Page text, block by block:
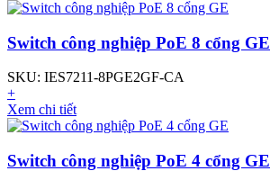
Switch công nghiệp PoE 8 cổng GE
SKU: IES7211-8PGE2GF-CA
+
Xem chi tiết
Switch công nghiệp PoE 4 cổng GE